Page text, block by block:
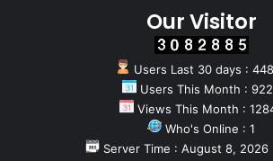
Our Visitor
Users Last 30 days :
Users This Month :
Views This Month :
Who's Online : 1
Server Time : August 8, 2026